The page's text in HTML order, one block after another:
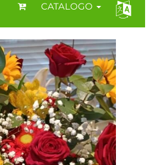
CATALOGO